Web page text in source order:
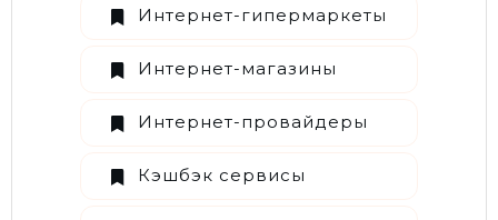
Интернет-гипермаркеты
Интернет-магазины
Интернет-провайдеры
Кэшбэк сервисы